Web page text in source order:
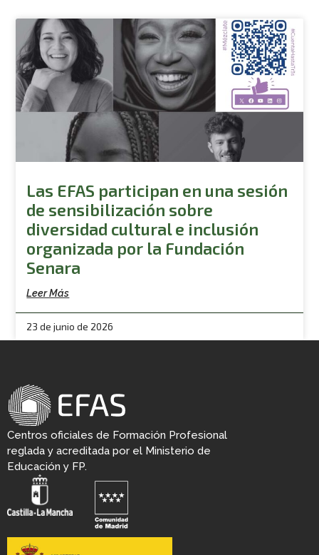
Las EFAS participan en una sesión
de sensibilización sobre
diversidad cultural e inclusión
organizada por la Fundación
Senara
Leer Más
23 de junio de 2026
Centros oficiales de Formación Profesional
reglada y acreditada por el Ministerio de
Educación y FP.